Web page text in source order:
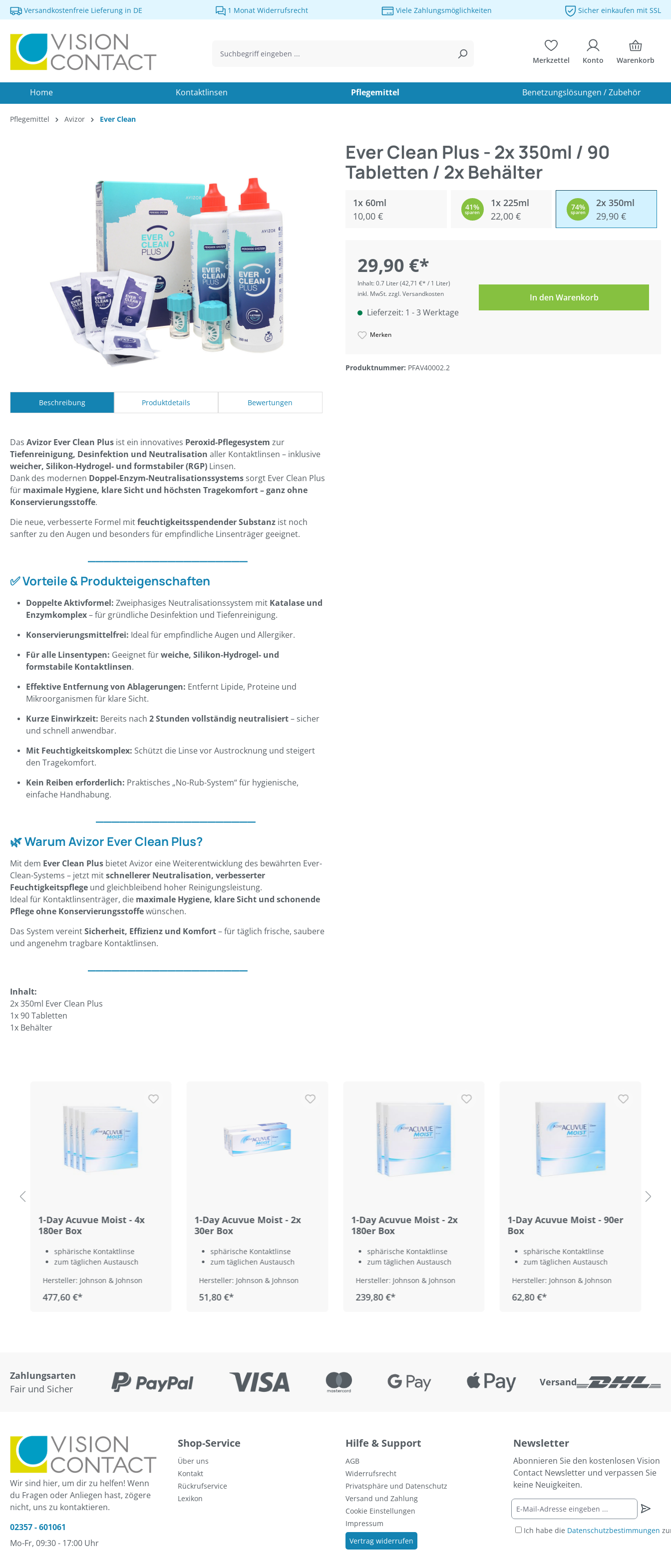
Zur Hauptnavigation springen
Versandkostenfreie Lieferung in DE 1 Monat Widerrufsrecht Viele Zahlungsmöglichkeiten Sicher einkaufen mit SSL
Merkzettel Konto Warenkorb
Home Kontaktlinsen Pflegemittel Benetzungslösungen / Zubehör
Pflegemittel Avizor Ever Clean
Beschreibung Produktdetails Bewertungen
Das Avizor Ever Clean Plus ist ein innovatives Peroxid-Pflegesystem zur
Tiefenreinigung, Desinfektion und Neutralisation aller Kontaktlinsen – inklusive
weicher, Silikon-Hydrogel- und formstabiler (RGP) Linsen.
Dank des modernen Doppel-Enzym-Neutralisationssystems sorgt Ever Clean Plus
für maximale Hygiene, klare Sicht und höchsten Tragekomfort – ganz ohne
Konservierungsstoffe.
Die neue, verbesserte Formel mitfeuchtigkeitsspendender Substanz ist noch
sanfter zu den Augen und besonders für empfindliche Linsenträger geeignet.
✅Vorteile & Produkteigenschaften
Doppelte Aktivformel: Zweiphasiges Neutralisationssystem mit Katalase und
Enzymkomplex– für gründliche Desinfektion und Tiefenreinigung.
Konservierungsmittelfrei: Ideal für empfindliche Augen und Allergiker.
Für alle Linsentypen: Geeignet fürweiche, Silikon-Hydrogel- und
formstabile Kontaktlinsen.
Effektive Entfernung von Ablagerungen: Entfernt Lipide, Proteine und
Mikroorganismen für klare Sicht.
Kurze Einwirkzeit: Bereits nach 2 Stunden vollständig neutralisiert– sicher
und schnell anwendbar.
Mit Feuchtigkeitskomplex: Schützt die Linse vor Austrocknung und steigert
den Tragekomfort.
Kein Reiben erforderlich: Praktisches „No-Rub-System“ für hygienische,
einfache Handhabung.
🌿Warum Avizor Ever Clean Plus?
Mit dem Ever Clean Plus bietet Avizor eine Weiterentwicklung des bewährten Ever-
Clean-Systems – jetzt mitschnellerer Neutralisation, verbesserter
Feuchtigkeitspflege und gleichbleibend hoher Reinigungsleistung.
Ideal für Kontaktlinsenträger, die maximale Hygiene, klare Sicht und schonende
Pflege ohne Konservierungsstoffewünschen.
Das System vereintSicherheit, Effizienz und Komfort– für täglich frische, saubere
und angenehm tragbare Kontaktlinsen.
Inhalt:
2x 350ml Ever Clean Plus
1x 90 Tabletten
1x Behälter
Ever Clean Plus - 2x 350ml / 90
Tabletten / 2x Behälter
1x 60ml
10,00 €
41%
sparen
1x 225ml
22,00 €
74%
sparen
2x 350ml
29,90 €
29,90 €*
Inhalt:0.7 Liter(42,71 €* / 1 Liter)
inkl. MwSt. zzgl. Versandkosten
Lieferzeit: 1 - 3 Werktage
Merken
In den Warenkorb
Produktnummer: PFAV40002.2
1-Day Acuvue Moist - 4x
180er Box
sphärische Kontaktlinse
zum täglichen Austausch
Hersteller: Johnson & Johnson
477,60 €*
1-Day Acuvue Moist - 2x
30er Box
sphärische Kontaktlinse
zum täglichen Austausch
Hersteller: Johnson & Johnson
51,80 €*
1-Day Acuvue Moist - 2x
180er Box
sphärische Kontaktlinse
zum täglichen Austausch
Hersteller: Johnson & Johnson
239,80 €*
1-Day Acuvue Moist - 90er
Box
sphärische Kontaktlinse
zum täglichen Austausch
Hersteller: Johnson & Johnson
62,80 €*
Zahlungsarten
Fair und Sicher
Versand
Wir sind hier, um dir zu helfen! Wenn
du Fragen oder Anliegen hast, zögere
nicht, uns zu kontaktieren.
02357 - 601061
Mo-Fr, 09:30 - 17:00 Uhr
Shop-Service
Über uns
Kontakt
Rückrufservice
Lexikon
Hilfe & Support
AGB
Widerrufsrecht
Privatsphäre und Datenschutz
Versand und Zahlung
Cookie Einstellungen
Impressum
Vertrag widerrufen
Newsletter
Abonnieren Sie den kostenlosen Vision
Contact Newsletter und verpassen Sie
keine Neuigkeiten.
Ich habe die Datenschutzbestimmungen